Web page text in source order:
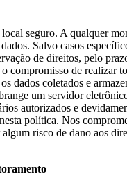
seguro. A qualquer
Salvo casos
de direitos, pelo
de realizar
dados coletados e
um servidor
autorizados e
política. Nos
risco de dano aos